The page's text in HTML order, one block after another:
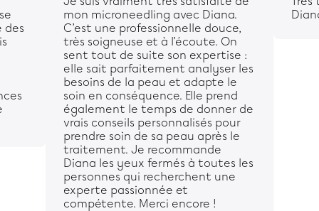
des
mon microneedling avec Diana.
C’est une professionnelle douce,
très soigneuse et à l’écoute. On
sent tout de suite son expertise :
elle sait parfaitement analyser les
besoins de la peau et adapte le
soin en conséquence. Elle prend
également le temps de donner de
vrais conseils personnalisés pour
prendre soin de sa peau après le
traitement. Je recommande
Diana les yeux fermés à toutes les
personnes qui recherchent une
experte passionnée et
compétente. Merci encore !